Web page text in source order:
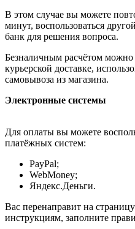
В этом случае вы можете
минут, воспользоваться
банк для решения вопроса.
Безналичным расчётом можно
курьерской доставке,
самовывоза из магазина.
Электронные системы
Для оплаты вы можете
платёжных систем:
PayPal;
WebMoney;
Яндекс.Деньги.
Вас перенаправит на
инструкциям, заполните